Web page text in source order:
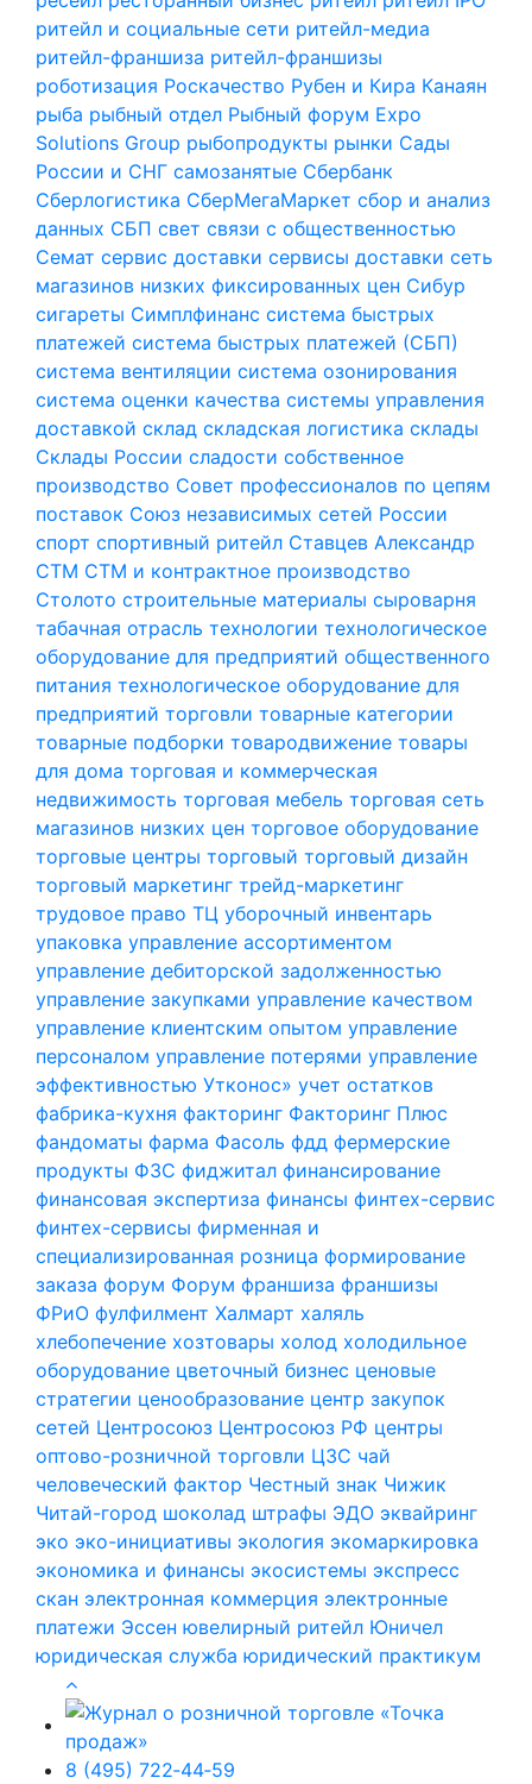
ритейл и социальные сети ритейл-медиа
ритейл-франшиза ритейл-франшизы
роботизация Роскачество Рубен и Кира Канаян
рыба рыбный отдел Рыбный форум Expo
Solutions Group рыбопродукты рынки Сады
России и СНГ самозанятые Сбербанк
Сберлогистика СберМегаМаркет сбор и анализ
данных СБП свет связи с общественностью
Семат сервис доставки сервисы доставки сеть
магазинов низких фиксированных цен Сибур
сигареты Симплфинанс система быстрых
платежей система быстрых платежей (СБП)
система вентиляции система озонирования
система оценки качества системы управления
доставкой склад складская логистика склады
Склады России сладости собственное
производство Совет профессионалов по цепям
поставок Союз независимых сетей России
спорт спортивный ритейл Ставцев Александр
СТМ СТМ и контрактное производство
Столото строительные материалы сыроварня
табачная отрасль технологии технологическое
оборудование для предприятий общественного
питания технологическое оборудование для
предприятий торговли товарные категории
товарные подборки товародвижение товары
для дома торговая и коммерческая
недвижимость торговая мебель торговая сеть
магазинов низких цен торговое оборудование
торговые центры торговый торговый дизайн
торговый маркетинг трейд-маркетинг
трудовое право ТЦ уборочный инвентарь
упаковка управление ассортиментом
управление дебиторской задолженностью
управление закупками управление качеством
управление клиентским опытом управление
персоналом управление потерями управление
эффективностью Утконос» учет остатков
фабрика-кухня факторинг Факторинг Плюс
фандоматы фарма Фасоль фдд фермерские
продукты ФЗС фиджитал финансирование
финансовая экспертиза финансы финтех-сервис
финтех-сервисы фирменная и
специализированная розница формирование
заказа форум Форум франшиза франшизы
ФРиО фулфилмент Халмарт халяль
хлебопечение хозтовары холод холодильное
оборудование цветочный бизнес ценовые
стратегии ценообразование центр закупок
сетей Центросоюз Центросоюз РФ центры
оптово-розничной торговли ЦЗС чай
человеческий фактор Честный знак Чижик
Читай-город шоколад штрафы ЭДО эквайринг
эко эко-инициативы экология экомаркировка
экономика и финансы экосистемы экспресс
скан электронная коммерция электронные
платежи Эссен ювелирный ритейл Юничел
юридическая служба юридический практикум
8 (495) 722‑44‑59